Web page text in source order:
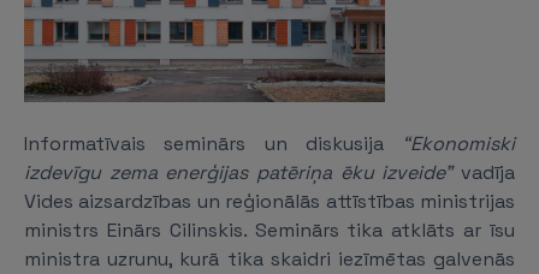
Informatīvais seminārs un diskusija
“Ekonomiski
izdevīgu zema enerģijas patēriņa ēku izveide”vadīja
Vides aizsardzības un reģionālās attīstības ministrijas
ministrs Einārs Cilinskis. Seminārs tika atklāts ar īsu
ministra uzrunu, kurā tika skaidri iezīmētas galvenās